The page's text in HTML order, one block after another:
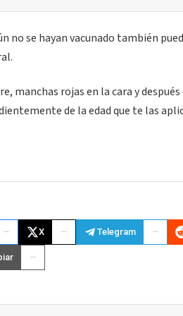
no se hayan vacunado también
manchas rojas en la cara y
de la edad que te las
X Telegram